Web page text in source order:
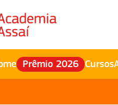
Prêmio 2026 Cursos